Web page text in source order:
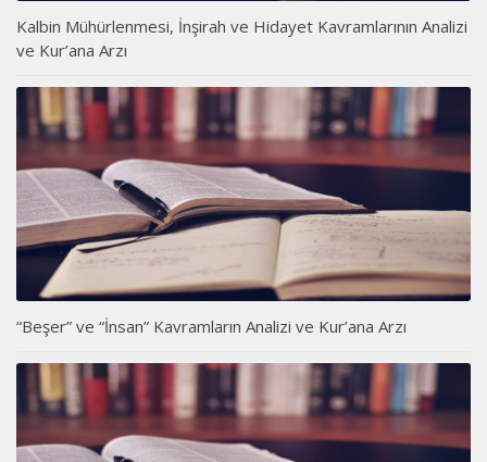
Kalbin Mühürlenmesi, İnşirah ve Hidayet Kavramlarının Analizi
ve Kur’ana Arzı
“Beşer” ve “İnsan” Kavramların Analizi ve Kur’ana Arzı